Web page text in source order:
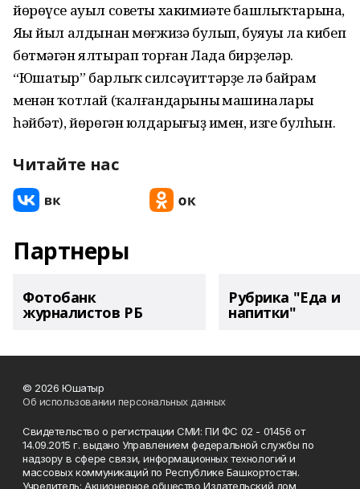
йөрөүсе ауыл советы хакимиәте башлыҡтарына,
Яңы йыл алдынан мөғжизә булып, буяуы ла кибеп
бөтмәгән ялтырап торған Лада бирҙеләр.
“Юшатыр” барлыҡ силсәүиттәрҙе лә байрам
менән ҡотлай (ҡалғандарының машиналары
һәйбәт), йөрөгән юлдарығыҙ имен, изге булһын.
Читайте нас
Партнеры
Фотобанк
журналистов РБ
Рубрика "Еда и
напитки"
© 2026 Юшатыр
Об использовании персональных данных
Свидетельство о регистрации СМИ: ПИ ФС 02 - 01456 от
14.09.2015 г. выдано Управлением федеральной службы по
надзору в сфере связи, информационных технологий и
массовых коммуникаций по Республике Башкортостан.
Учредитель: Акционерное общество Издательский дом